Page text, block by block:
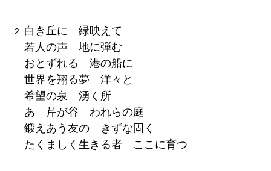
白き丘に 緑映えて
若人の声 地に弾む
おとずれる 港の船に
世界を翔る夢 洋々と
希望の泉 湧く所
あゝ芹が谷 われらの庭
鍛えあう友の きずな固く
たくましく生きる者 ここに育つ